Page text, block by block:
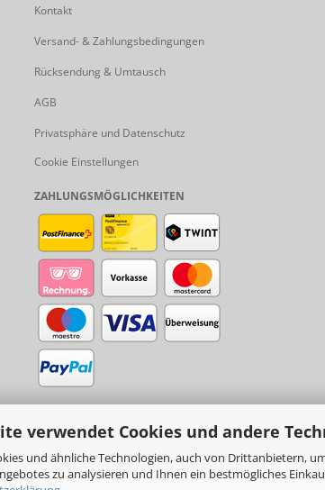
verwendet Cookies und andere
und ähnliche Technologien, auch von Drittanbietern,
zu analysieren und Ihnen ein bestmögliches
Kontakt
Versand- & Zahlungsbedingungen
Rücksendung & Umtausch
AGB
Privatsphäre und Datenschutz
Cookie Einstellungen
ZAHLUNGSMÖGLICHKEITEN